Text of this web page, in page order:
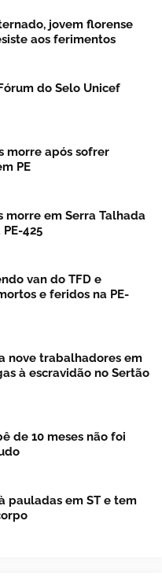
jovem florense
aos ferimentos
do Selo Unicef
morre após sofrer
PE
morre em Serra Talhada
425
van do TFD e
e feridos na PE-
nove trabalhadores em
à escravidão no Sertão
de 10 meses não foi
pauladas em ST e tem